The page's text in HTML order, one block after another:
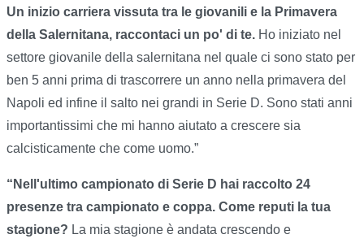
Un inizio carriera vissuta tra le giovanili e la Primavera
della Salernitana, raccontaci un po' di te. Ho iniziato nel
settore giovanile della salernitana nel quale ci sono stato per
ben 5 anni prima di trascorrere un anno nella primavera del
Napoli ed infine il salto nei grandi in Serie D. Sono stati anni
importantissimi che mi hanno aiutato a crescere sia
calcisticamente che come uomo.”
“Nell'ultimo campionato di Serie D hai raccolto 24
presenze tra campionato e coppa. Come reputi la tua
stagione? La mia stagione è andata crescendo e